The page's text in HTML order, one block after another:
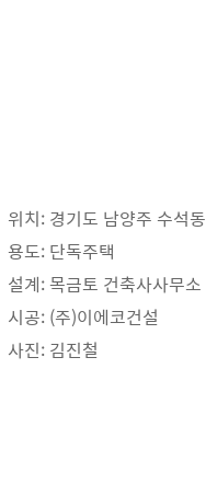
위치: 경기도 남양주 수석동
용도: 단독주택
설계: 목금토 건축사사무소
시공: (주)이에코건설
사진: 김진철